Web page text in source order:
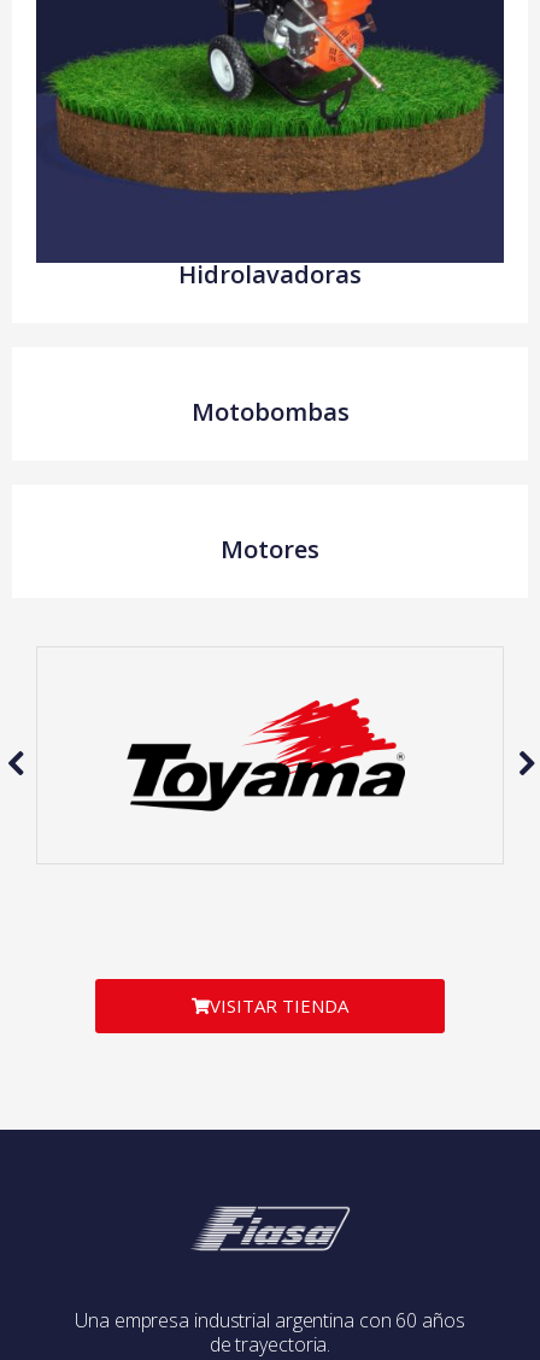
Hidrolavadoras
Motobombas
Motores
VISITAR TIENDA
Una empresa industrial argentina con 60 años
de trayectoria.